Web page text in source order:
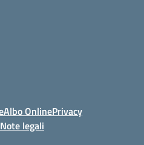
Albo OnlinePrivacy
Note legali